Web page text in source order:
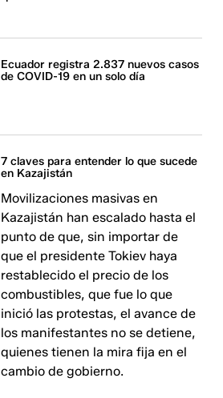
Ecuador registra 2.837 nuevos casos
de COVID-19 en un solo día
7 claves para entender lo que sucede
en Kazajistán
Movilizaciones masivas en
Kazajistán han escalado hasta el
punto de que, sin importar de
que el presidente Tokiev haya
restablecido el precio de los
combustibles, que fue lo que
inició las protestas, el avance de
los manifestantes no se detiene,
quienes tienen la mira fija en el
cambio de gobierno.